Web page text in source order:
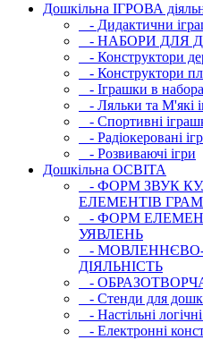
Дошкільна ІГРОВА
- Дидактични
- НАБОРИ ДЛЯ
- Конструктори
- Конструктори
- Іграшки в
- Ляльки та М'які
- Спортивні
- Радіокеровані
- Розвиваючі ігри
Дошкільна ОСВIТА
- ФОРМ ЗВУК
ЕЛЕМЕНТІВ
- ФОРМ
УЯВЛЕНЬ
-
ДІЯЛЬНІСТЬ
-
- Стенди для
- Настільні
- Електронні